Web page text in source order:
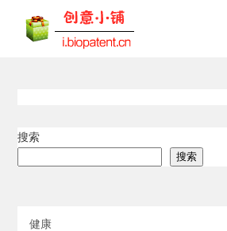
搜索
搜索
健康